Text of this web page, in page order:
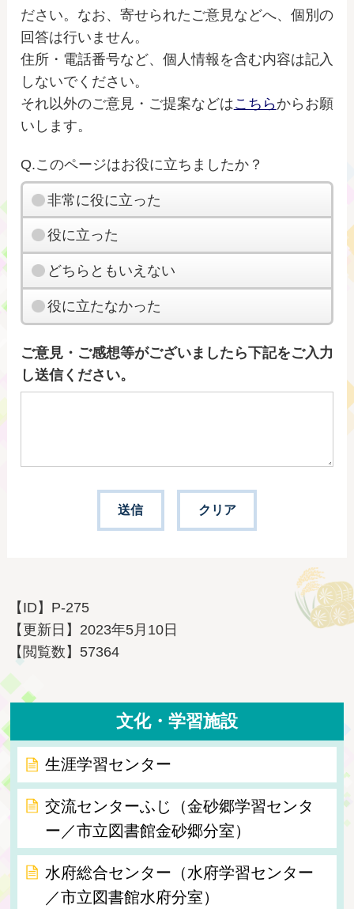
ださい。なお、寄せられたご意見などへ、個別の
回答は行いません。
住所・電話番号など、個人情報を含む内容は記入
しないでください。
それ以外のご意見・ご提案などはこちらからお願
いします。
Q.このページはお役に立ちましたか？
非常に役に立った
役に立った
どちらともいえない
役に立たなかった
ご意見・ご感想等がございましたら下記をご入力
し送信ください。
【ID】 P-275
【更新日】 2023年5月10日
【閲覧数】 57364
文化・学習施設
生涯学習センター
交流センターふじ（金砂郷学習センタ
ー／市立図書館金砂郷分室）
水府総合センター（水府学習センター
／市立図書館水府分室）